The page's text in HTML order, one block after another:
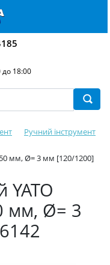
18:00
Ручний інструмент
мм, Ø= 3 мм [120/1200]
мм, Ø= 3